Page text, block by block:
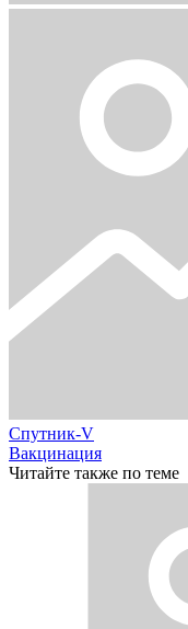
Спутник-V
Вакцинация
Читайте также по теме